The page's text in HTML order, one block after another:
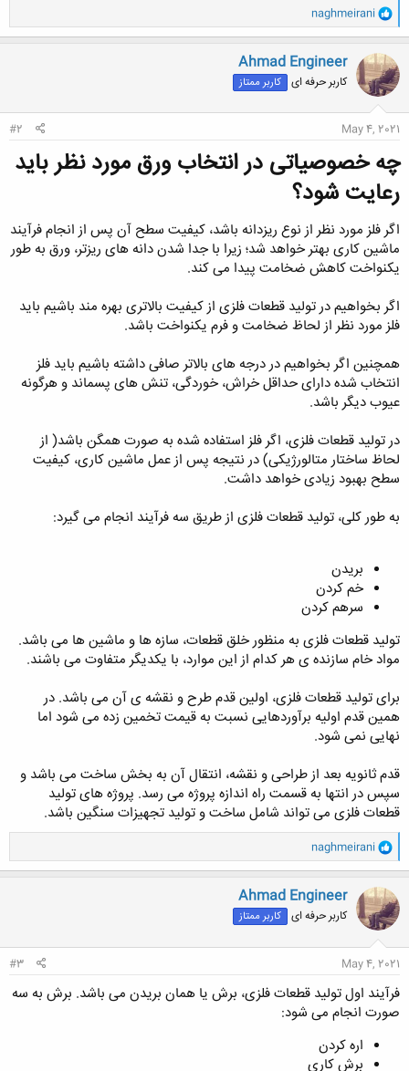
و
ا
ک
ن
ش
ه
ا
naghmeirani
Ahmad Engineer
کاربر حرفه ای کاربر ممتاز
May 4, 2021
#2
چه خصوصیاتی در انتخاب ورق مورد نظر باید
رعایت شود؟​
اگر فلز مورد نظر از نوع ریزدانه باشد، کیفیت سطح آن پس از انجام فرآیند
ماشین کاری بهتر خواهد شد؛ زیرا با جدا شدن دانه های ریزتر، ورق به طور
یکنواخت کاهش ضخامت پیدا می کند.
اگر بخواهیم در تولید قطعات فلزی از کیفیت بالاتری بهره مند باشیم باید
فلز مورد نظر از لحاظ ضخامت و فرم یکنواخت باشد.
همچنین اگر بخواهیم در درجه های بالاتر صافی داشته باشیم باید فلز
انتخاب شده دارای حداقل خراش، خوردگی، تنش های پسماند و هرگونه
عیوب دیگر باشد.
در تولید قطعات فلزی، اگر فلز استفاده شده به صورت همگن باشد( از
لحاظ ساختار متالورژیکی) در نتیجه پس از عمل ماشین کاری، کیفیت
سطح بهبود زیادی خواهد داشت.
به طور کلی، تولید قطعات فلزی از طریق سه فرآیند انجام می گیرد:
بریدن
خم کردن
سرهم کردن
تولید قطعات فلزی به منظور خلق قطعات، سازه ها و ماشین ها می باشد.
مواد خام سازنده ی هر کدام از این موارد، با یکدیگر متفاوت می باشند.
برای تولید قطعات فلزی، اولین قدم طرح و نقشه ی آن می باشد. در
همین قدم اولیه برآوردهایی نسبت به قیمت تخمین زده می شود اما
نهایی نمی شود.
قدم ثانویه بعد از طراحی و نقشه، انتقال آن به بخش ساخت می باشد و
سپس در انتها به قسمت راه اندازه پروژه می رسد. پروژه های تولید
قطعات فلزی می تواند شامل ساخت و تولید تجهیزات سنگین باشد.
و
ا
ک
ن
ش
ه
ا
naghmeirani
Ahmad Engineer
کاربر حرفه ای کاربر ممتاز
May 4, 2021
#3
فرآیند اول تولید قطعات فلزی، برش یا همان بریدن می باشد. برش به سه
صورت انجام می شود:
اره کردن
برش کاری